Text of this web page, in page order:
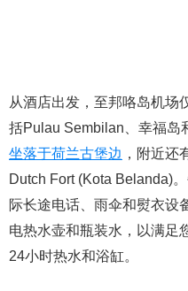
从酒店出发，至邦咯岛机场
括Pulau Sembilan、幸福岛
坐落于荷兰古堡边 ，附近还
Dutch Fort (Kota Belanda)
际长途电话、雨伞和熨衣设
电热水壶和瓶装水，以满足
24小时热水和浴缸。